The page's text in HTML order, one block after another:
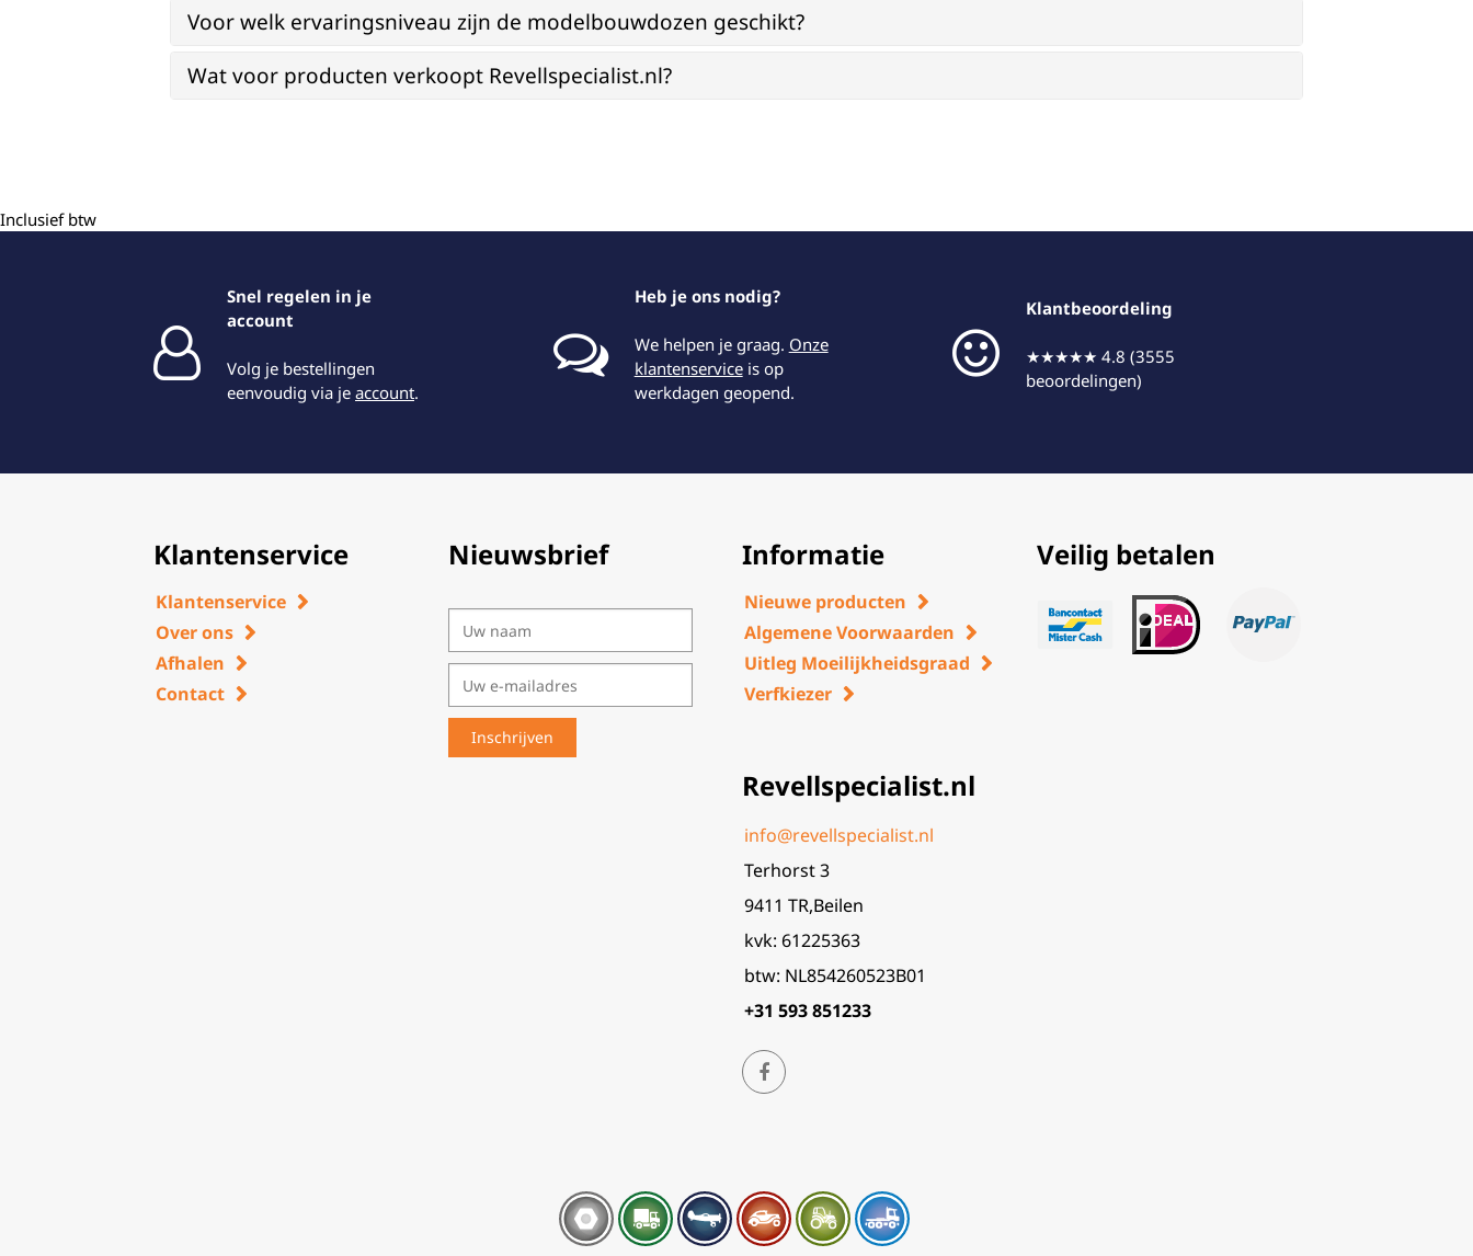
Voor welk ervaringsniveau zijn de modelbouwdozen geschikt?
Wat voor producten verkoopt Revellspecialist.nl?
Inclusief btw
Snel regelen in je
account
Volg je bestellingen
eenvoudig via je account.
Heb je ons nodig?
We helpen je graag. Onze
klantenserviceis op
werkdagen geopend.
Klantbeoordeling
★★★★★ 4.8 (3555
beoordelingen)
Klantenservice
Klantenservice
Over ons
Afhalen
Contact
Nieuwsbrief Informatie
Nieuwe producten
Algemene Voorwaarden
Uitleg Moeilijkheidsgraad
Verfkiezer
Revellspecialist.nl
info@revellspecialist.nl
Terhorst 3
9411 TR,Beilen
kvk: 61225363
btw: NL854260523B01
+31 593 851233
Veilig betalen